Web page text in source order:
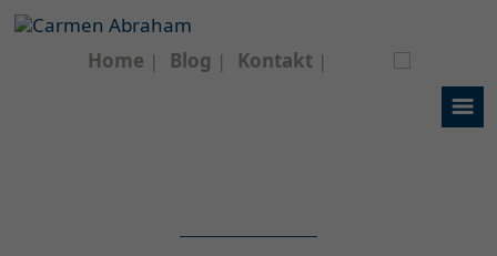
Home Blog Kontakt